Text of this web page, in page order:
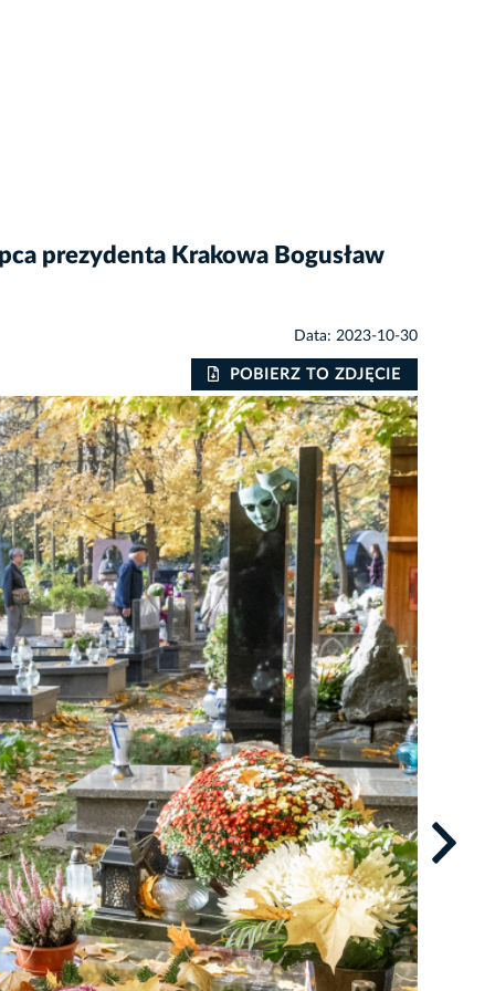
prezydenta Krakowa Bogusław
Data: 2023-10-30
POBIERZ TO ZDJĘCIE